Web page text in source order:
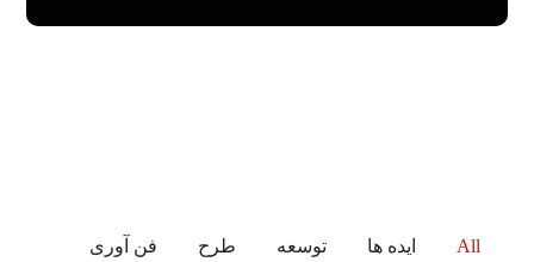
All ایده ها توسعه طرح فن آوری